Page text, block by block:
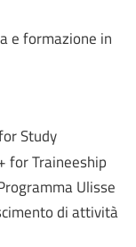
e formazione in
Study
for Traineeship
Ulisse
di attività